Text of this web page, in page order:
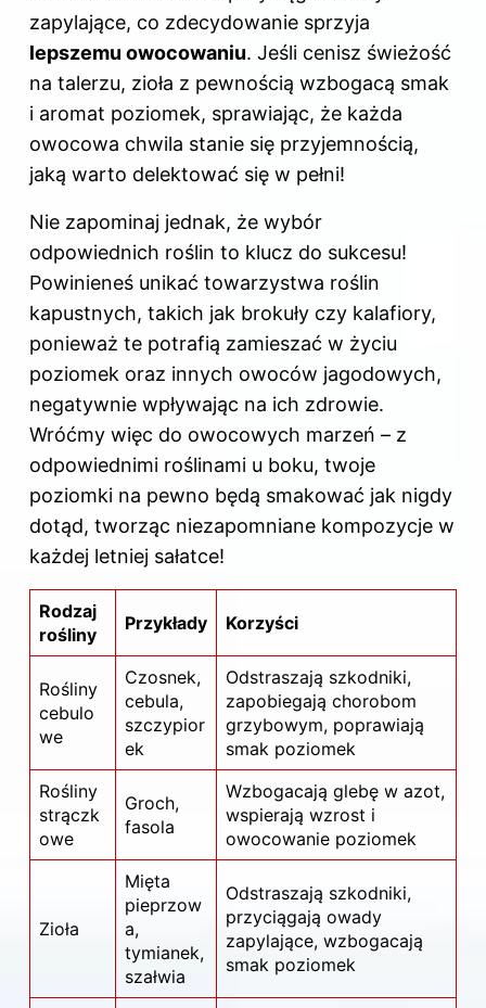
zapylające, co zdecydowanie sprzyja
lepszemu owocowaniu. Jeśli cenisz świeżość
na talerzu, zioła z pewnością wzbogacą smak
i aromat poziomek, sprawiając, że każda
owocowa chwila stanie się przyjemnością,
jaką warto delektować się w pełni!
Nie zapominaj jednak, że wybór
odpowiednich roślin to klucz do sukcesu!
Powinieneś unikać towarzystwa roślin
kapustnych, takich jak brokuły czy kalafiory,
ponieważ te potrafią zamieszać w życiu
poziomek oraz innych owoców jagodowych,
negatywnie wpływając na ich zdrowie.
Wróćmy więc do owocowych marzeń – z
odpowiednimi roślinami u boku, twoje
poziomki na pewno będą smakować jak nigdy
dotąd, tworząc niezapomniane kompozycje w
każdej letniej sałatce!
Rodzaj
rośliny
Przykłady Korzyści
Rośliny
cebulo
we
Czosnek,
cebula,
szczypior
ek
Odstraszają szkodniki,
zapobiegają chorobom
grzybowym, poprawiają
smak poziomek
Rośliny
strączk
owe
Groch,
fasola
Wzbogacają glebę w azot,
wspierają wzrost i
owocowanie poziomek
Zioła
Mięta
pieprzow
a,
tymianek,
szałwia
Odstraszają szkodniki,
przyciągają owady
zapylające, wzbogacają
smak poziomek